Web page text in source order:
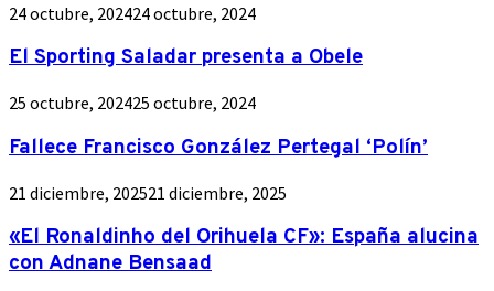
24 octubre, 202424 octubre, 2024
El Sporting Saladar presenta a Obele
25 octubre, 202425 octubre, 2024
Fallece Francisco González Pertegal ‘Polín’
21 diciembre, 202521 diciembre, 2025
«El Ronaldinho del Orihuela CF»: España alucina
con Adnane Bensaad